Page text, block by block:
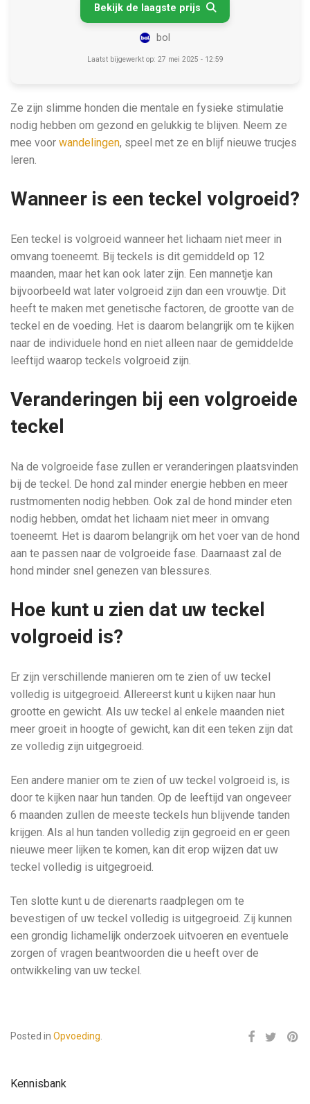
Bekijk de laagste prijs 
bol
Laatst bijgewerkt op: 27 mei 2025 - 12:59
Ze zijn slimme honden die mentale en fysieke stimulatie
nodig hebben om gezond en gelukkig te blijven. Neem ze
mee voor wandelingen, speel met ze en blijf nieuwe trucjes
leren.
Wanneer is een teckel volgroeid?
Een teckel is volgroeid wanneer het lichaam niet meer in
omvang toeneemt. Bij teckels is dit gemiddeld op 12
maanden, maar het kan ook later zijn. Een mannetje kan
bijvoorbeeld wat later volgroeid zijn dan een vrouwtje. Dit
heeft te maken met genetische factoren, de grootte van de
teckel en de voeding. Het is daarom belangrijk om te kijken
naar de individuele hond en niet alleen naar de gemiddelde
leeftijd waarop teckels volgroeid zijn.
Veranderingen bij een volgroeide
teckel
Na de volgroeide fase zullen er veranderingen plaatsvinden
bij de teckel. De hond zal minder energie hebben en meer
rustmomenten nodig hebben. Ook zal de hond minder eten
nodig hebben, omdat het lichaam niet meer in omvang
toeneemt. Het is daarom belangrijk om het voer van de hond
aan te passen naar de volgroeide fase. Daarnaast zal de
hond minder snel genezen van blessures.
Hoe kunt u zien dat uw teckel
volgroeid is?
Er zijn verschillende manieren om te zien of uw teckel
volledig is uitgegroeid. Allereerst kunt u kijken naar hun
grootte en gewicht. Als uw teckel al enkele maanden niet
meer groeit in hoogte of gewicht, kan dit een teken zijn dat
ze volledig zijn uitgegroeid.
Een andere manier om te zien of uw teckel volgroeid is, is
door te kijken naar hun tanden. Op de leeftijd van ongeveer
6 maanden zullen de meeste teckels hun blijvende tanden
krijgen. Als al hun tanden volledig zijn gegroeid en er geen
nieuwe meer lijken te komen, kan dit erop wijzen dat uw
teckel volledig is uitgegroeid.
Ten slotte kunt u de dierenarts raadplegen om te
bevestigen of uw teckel volledig is uitgegroeid. Zij kunnen
een grondig lichamelijk onderzoek uitvoeren en eventuele
zorgen of vragen beantwoorden die u heeft over de
ontwikkeling van uw teckel.
Posted in Opvoeding.
Kennisbank